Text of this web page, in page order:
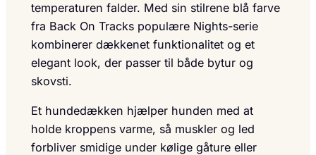
temperaturen falder. Med sin stilrene blå farve
fra Back On Tracks populære Nights-serie
kombinerer dækkenet funktionalitet og et
elegant look, der passer til både bytur og
skovsti.
Et hundedækken hjælper hunden med at
holde kroppens varme, så muskler og led
forbliver smidige under kølige gåture eller